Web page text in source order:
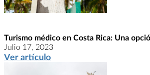
Turismo médico en Costa Rica: Una
Julio 17, 2023
Ver artículo